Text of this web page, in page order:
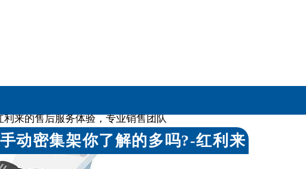
利来的售后服务体验，专业销售团队
动密集架你了解的多吗?-红利来